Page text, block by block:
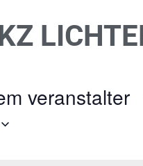
veranstalter